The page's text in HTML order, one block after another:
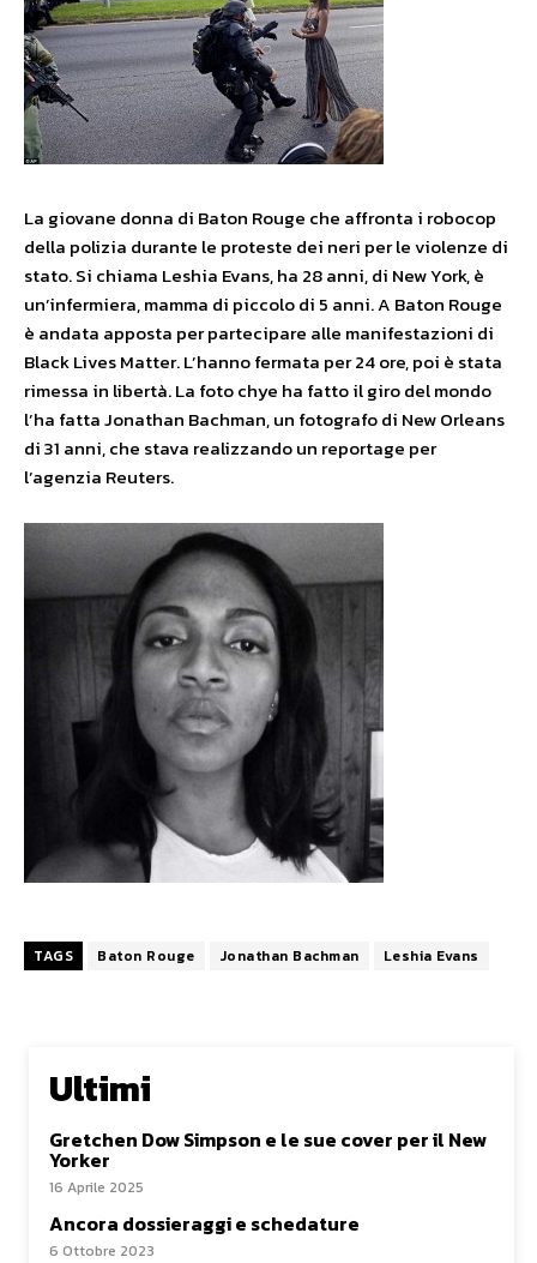
La giovane donna di Baton Rouge che affronta i robocop
della polizia durante le proteste dei neri per le violenze di
stato. Si chiama Leshia Evans, ha 28 anni, di New York, è
un’infermiera, mamma di piccolo di 5 anni. A Baton Rouge
è andata apposta per partecipare alle manifestazioni di
Black Lives Matter. L’hanno fermata per 24 ore, poi è stata
rimessa in libertà. La foto chye ha fatto il giro del mondo
l’ha fattaJonathan Bachman, un fotografo di New Orleans
di 31 anni, che stava realizzando un reportage per
l’agenzia Reuters.
TAGS Baton Rouge Jonathan Bachman Leshia Evans
Ultimi
Gretchen Dow Simpson e le sue cover per il New
Yorker
16 Aprile 2025
Ancora dossieraggi e schedature
6 Ottobre 2023